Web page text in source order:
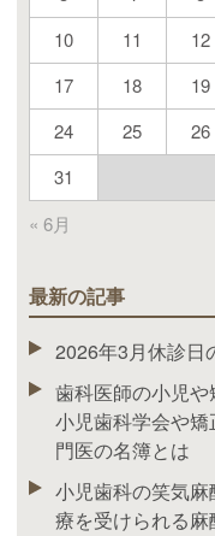
« 6月
10
11 12
17
18 19
24
25 26
31
最新の記事
2026年3月休診日
歯科医師の小児
小児歯科学会や
門医の名簿とは
小児歯科の笑気
療を受けられる麻